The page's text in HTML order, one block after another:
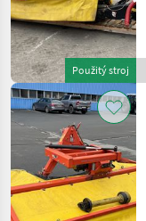
Použitý stroj